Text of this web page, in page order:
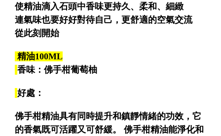
使精油滴入石頭中香味更持久、柔和、細緻
連氣味也要好好對待自己，更舒適的空氣交流
從此刻開始
精油100ML
香味：佛手柑葡萄柚
好處：
佛手柑精油具有同時提升和鎮靜情緒的功效，它
的香氣既可活躍又可舒緩。 佛手柑精油能淨化和